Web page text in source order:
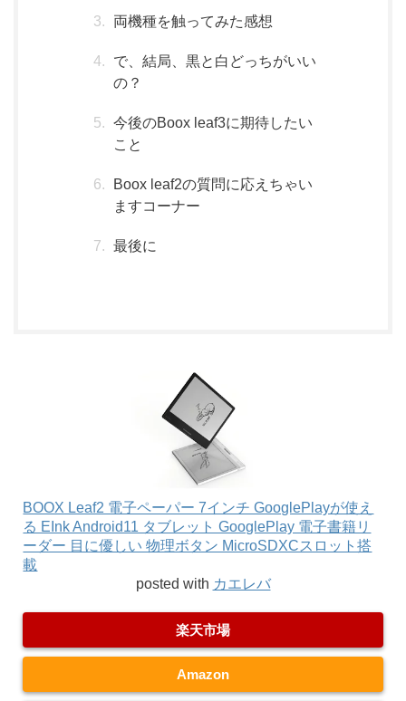
両機種を触ってみた感想
で、結局、黒と白どっちがいい
の？
今後のBoox leaf3に期待したい
こと
Boox leaf2の質問に応えちゃい
ますコーナー
最後に
BOOX Leaf2 電子ペーパー 7インチ GooglePlayが使え
る EInk Android11 タブレット GooglePlay 電子書籍リ
ーダー 目に優しい 物理ボタン MicroSDXCスロット搭
載
posted with カエレバ
楽天市場
Amazon